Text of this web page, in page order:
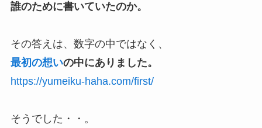
誰のために書いていたのか。
その答えは、数字の中ではなく、
最初の想いの中にありました。
https://yumeiku-haha.com/first/
そうでした・・。